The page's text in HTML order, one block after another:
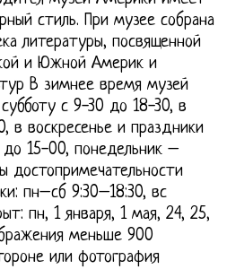
стиль. При музее собрана
литературы, посвященной
и Южной Америк и
В зимнее время музей
с 9-30 до 18-30, в
воскресенье и праздники
15-00, понедельник –
достопримечательности
пн–сб 9:30–18:30, вс
пн, 1 января, 1 мая, 24, 25,
меньше 900
или фотография